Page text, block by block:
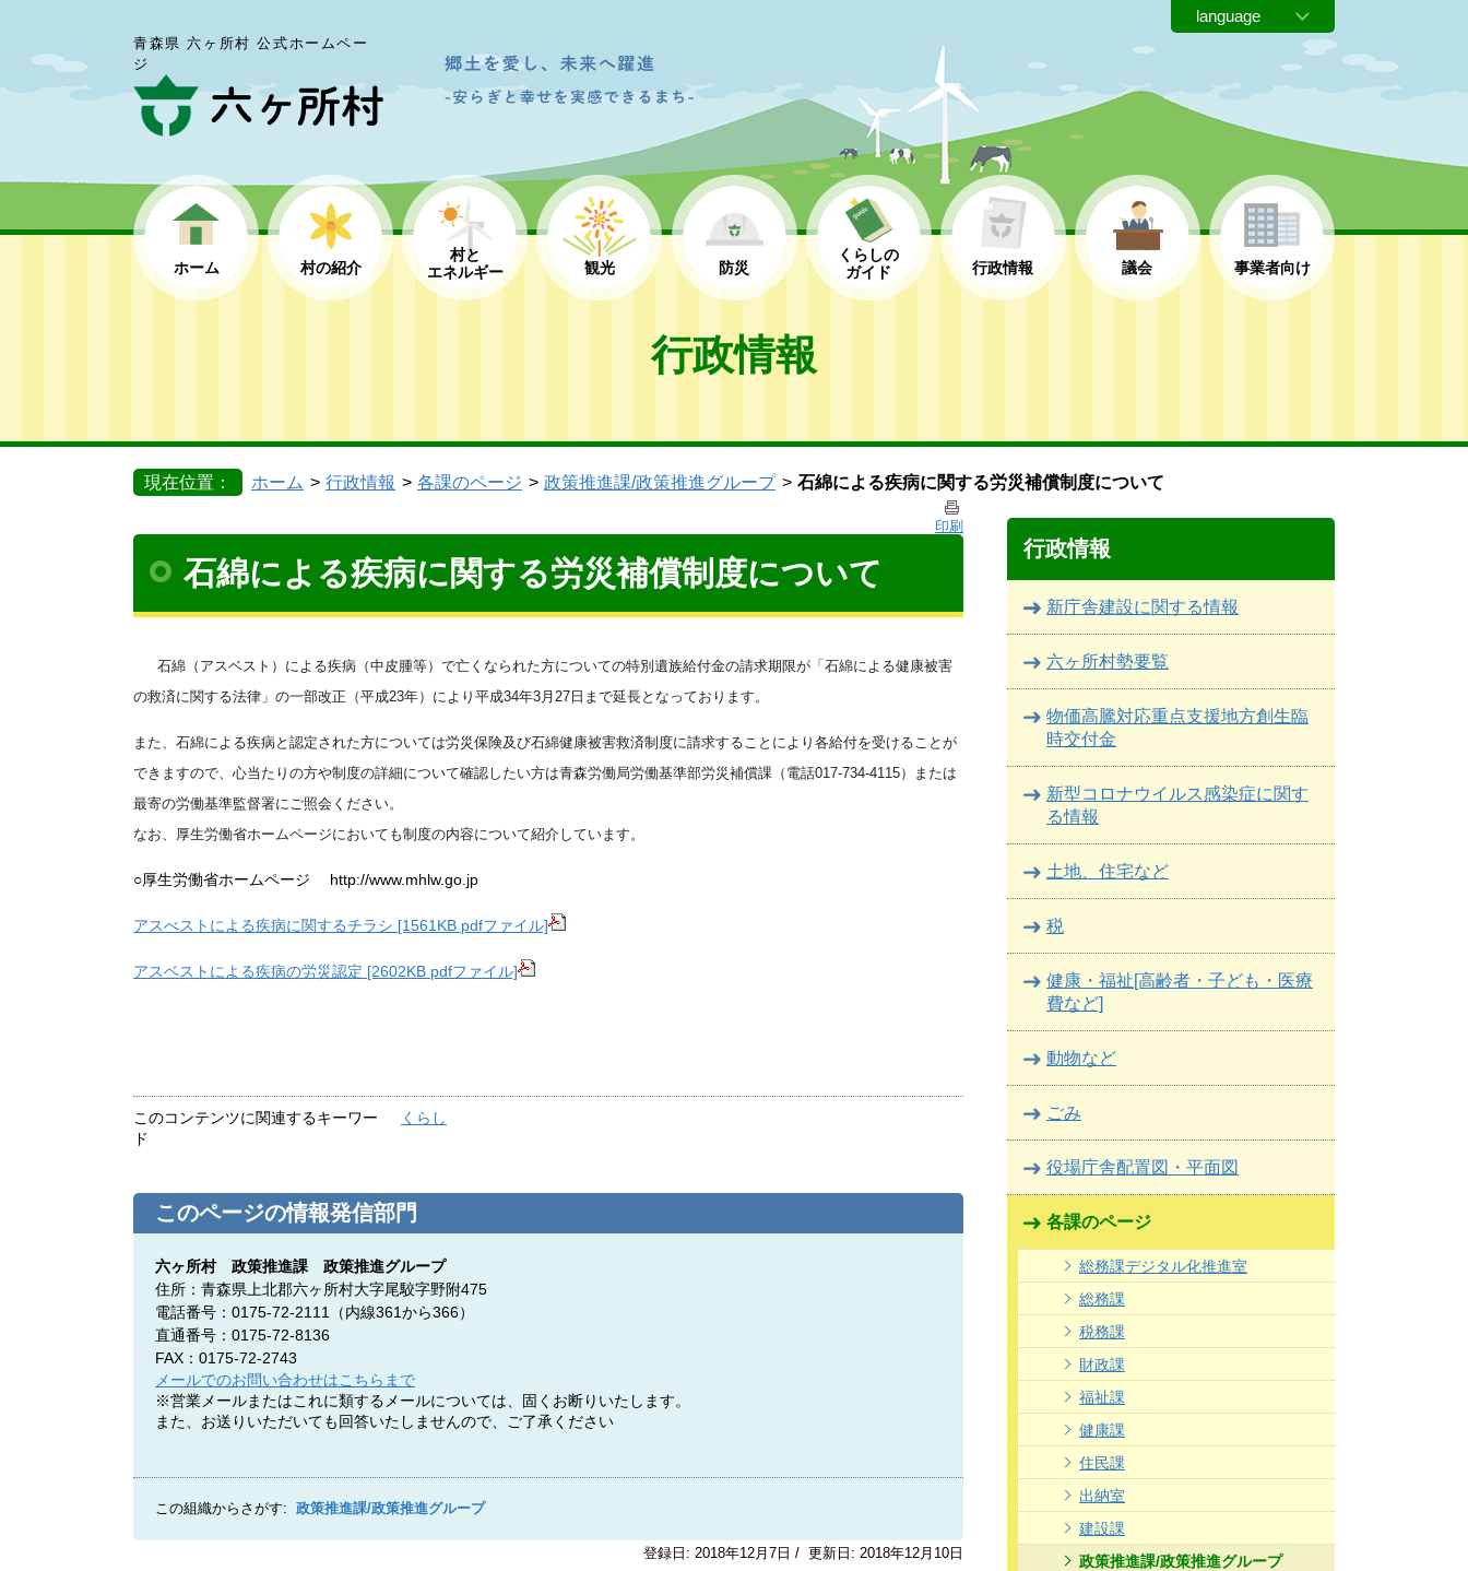
青森県 六ヶ所村 公式ホームペー
ジ
ホーム 村の紹介
村と
エネルギー
観光 防災
くらしの
ガイド
行政情報 議会 事業者向け
行政情報
現在位置： ホーム 行政情報 各課のページ 政策推進課/政策推進グループ 石綿による疾病に関する労災補償制度について
行政情報
新庁舎建設に関する情報
六ヶ所村勢要覧
物価高騰対応重点支援地方創生臨
時交付金
新型コロナウイルス感染症に関す
る情報
土地、住宅など
税
健康・福祉[高齢者・子ども・医療
費など]
動物など
ごみ
役場庁舎配置図・平面図
各課のページ
総務課デジタル化推進室
総務課
税務課
財政課
福祉課
健康課
住民課
出納室
建設課
政策推進課/政策推進グループ
印刷
石綿による疾病に関する労災補償制度について
石綿（アスベスト）による疾病（中皮腫等）で亡くなられた方についての特別遺族給付金の請求期限が「石綿による健康被害
の救済に関する法律」の一部改正（平成23年）により平成34年3月27日まで延長となっております。
また、石綿による疾病と認定された方については労災保険及び石綿健康被害救済制度に請求することにより各給付を受けることが
できますので、心当たりの方や制度の詳細について確認したい方は青森労働局労働基準部労災補償課（電話017-734-4115）または
最寄の労働基準監督署にご照会ください。
なお、厚生労働省ホームページにおいても制度の内容について紹介しています。
○厚生労働省ホームページ http://www.mhlw.go.jp
アスべストによる疾病に関するチラシ [1561KB pdfファイル]
アスベストによる疾病の労災認定 [2602KB pdfファイル]
このコンテンツに関連するキーワー
ド
くらし
このページの情報発信部門
六ヶ所村 政策推進課 政策推進グループ
住所：青森県上北郡六ヶ所村大字尾駮字野附475
電話番号：0175-72-2111 （内線361から366）
直通番号：0175-72-8136
FAX：0175-72-2743
メールでのお問い合わせはこちらまで
※営業メールまたはこれに類するメールについては、固くお断りいたします。
また、お送りいただいても回答いたしませんので、ご了承ください
この組織からさがす: 政策推進課/政策推進グループ
登録日: 2018年12月7日 / 更新日: 2018年12月10日